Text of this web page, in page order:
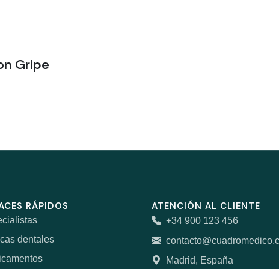
Gripe
RÁPIDOS
dentales
ATENCIÓN AL CLIENTE
+34 900 123 456
Madrid, España